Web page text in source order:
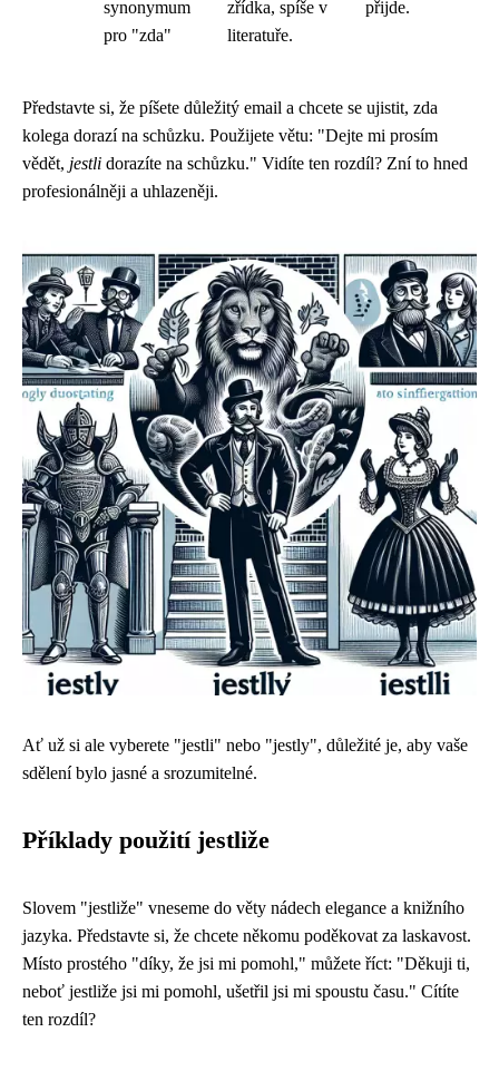
synonymum
pro "zda"
zřídka, spíše v
literatuře.
přijde.
Představte si, že píšete důležitý email a chcete se ujistit, zda
kolega dorazí na schůzku. Použijete větu: "Dejte mi prosím
vědět, jestli dorazíte na schůzku." Vidíte ten rozdíl? Zní to hned
profesionálněji a uhlazeněji.
Ať už si ale vyberete "jestli" nebo "jestly", důležité je, aby vaše
sdělení bylo jasné a srozumitelné.
Příklady použití jestliže
Slovem "jestliže" vneseme do věty nádech elegance a knižního
jazyka. Představte si, že chcete někomu poděkovat za laskavost.
Místo prostého "díky, že jsi mi pomohl," můžete říct: "Děkuji ti,
neboť jestliže jsi mi pomohl, ušetřil jsi mi spoustu času." Cítíte
ten rozdíl?